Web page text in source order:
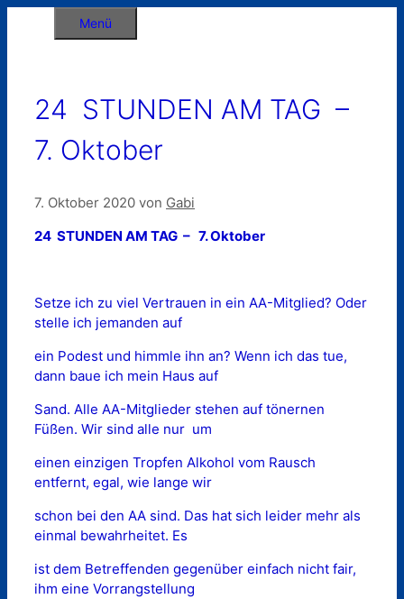
Menü
24 STUNDEN AM TAG –
7. Oktober
7. Oktober 2020 von Gabi
24 STUNDEN AM TAG – 7. Oktober
Setze ich zu viel Vertrauen in ein AA-Mitglied? Oder
stelle ich jemanden auf
ein Podest und himmle ihn an? Wenn ich das tue,
dann baue ich mein Haus auf
Sand. Alle AA-Mitglieder stehen auf tönernen
Füßen. Wir sind alle nur um
einen einzigen Tropfen Alkohol vom Rausch
entfernt, egal, wie lange wir
schon bei den AA sind. Das hat sich leider mehr als
einmal bewahrheitet. Es
ist dem Betreffenden gegenüber einfach nicht fair,
ihm eine Vorrangstellung